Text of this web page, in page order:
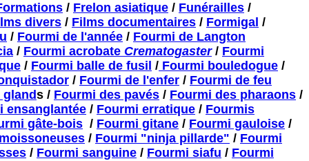
/ Frelon asiatique / Funérailles /
divers / Films documentaires / Formigal /
/ Fourmi de l'année / Fourmi de Langton
/ Fourmi acrobate Crematogaster/ Fourmi
/ Fourmi balle de fusil / Fourmi bouledogue /
/ Fourmi de l'enfer / Fourmi de feu
s / Fourmi des pavés / Fourmi des pharaons /
ensanglantée / Fourmi erratique / Fourmis
gâte-bois / Fourmi gitane / Fourmi gauloise /
/ Fourmi "ninja pillarde" / Fourmi
/ Fourmi sanguine / Fourmi siafu / Fourmi